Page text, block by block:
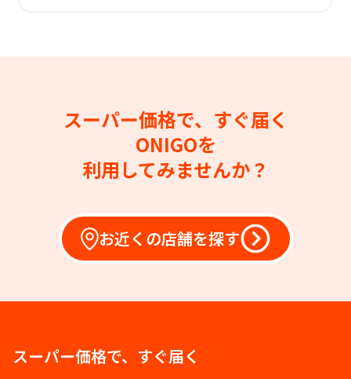
スーパー価格で、すぐ届く
ONIGOを
利用してみませんか？
お近くの店舗を探す
スーパー価格で、すぐ届く